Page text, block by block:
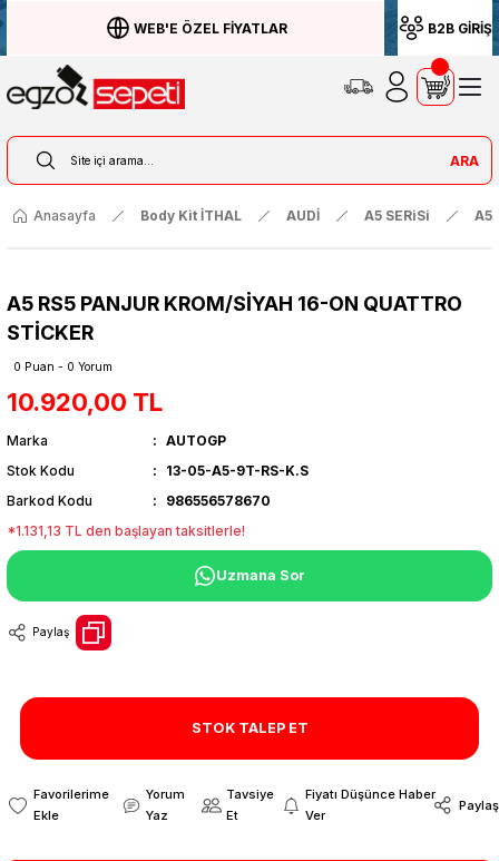
WEB'E ÖZEL FİYATLAR B2B GİRİŞ
ARA
Anasayfa Body Kit İTHAL AUDİ A5 SERiSi A5
A5 RS5 PANJUR KROM/SİYAH 16-ON QUATTRO
STİCKER
0 Puan - 0 Yorum
10.920,00 TL
Marka
AUTOGP
Stok Kodu
13-05-A5-9T-RS-K.S
Barkod Kodu
986556578670
*1.131,13 TL den başlayan taksitlerle!
Uzmana Sor
Paylaş
STOK TALEP ET
Yorum
Yaz
Tavsiye
Et
Fiyatı Düşünce Haber
Ver
Paylaş